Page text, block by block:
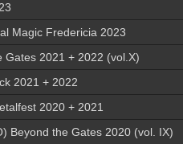
Magic Fredericia 2023
Gates 2021 + 2022 (vol.X)
2021 + 2022
2020 + 2021
Beyond the Gates 2020 (vol. IX)